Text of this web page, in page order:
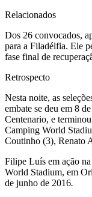
Relacionados
Dos 26 convocados,
para a Filadélfia. Ele
fase final de
Retrospecto
Nesta noite, as
embate se deu em 8
Centenario, e
Camping World
Coutinho (3), Renato
Filipe Luís em ação
World Stadium, em
de junho de 2016.